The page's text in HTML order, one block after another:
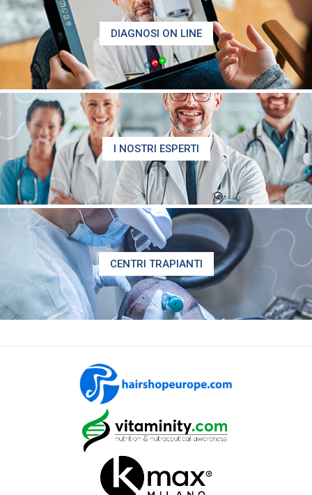
DIAGNOSI ON LINE
I NOSTRI ESPERTI
CENTRI TRAPIANTI